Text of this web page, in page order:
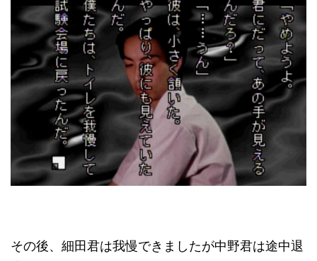
その後、細田君は我慢できましたが中野君は途中退